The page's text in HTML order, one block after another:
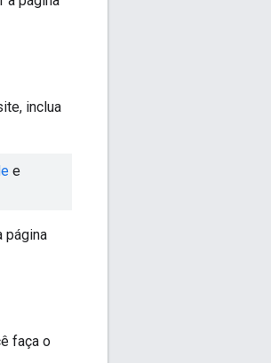
inclua
e
página
faça o